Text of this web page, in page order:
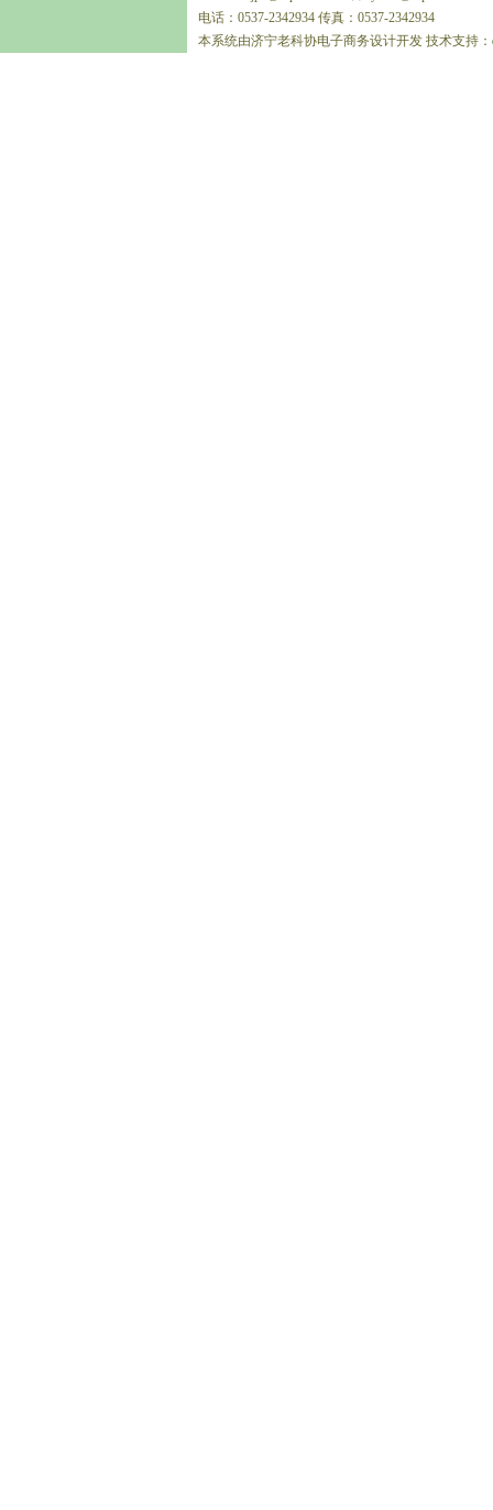
电话：0537-2342934 传真：0537-2342934
本系统由济宁老科协电子商务设计开发 技术支持：